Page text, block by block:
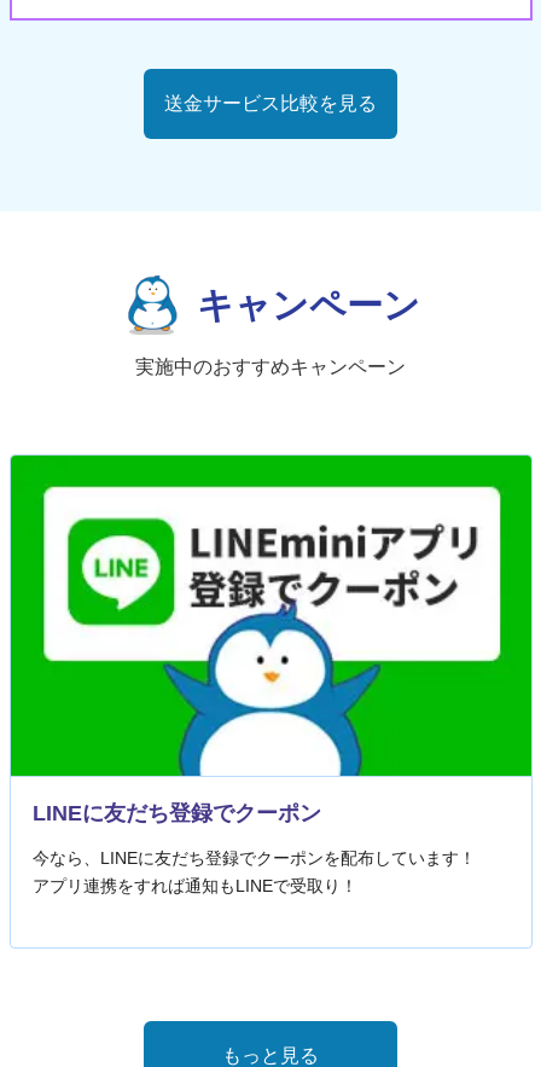
送金サービス比較を見る
キャンペーン
実施中のおすすめキャンペーン
LINEに友だち登録でクーポン
今なら、LINEに友だち登録でクーポンを配布しています！
アプリ連携をすれば通知もLINEで受取り！
もっと見る